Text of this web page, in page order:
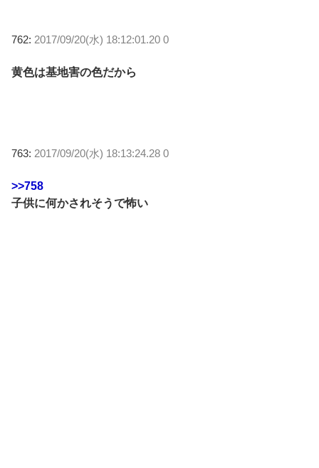
762: 2017/09/20(水) 18:12:01.20 0
黄色は基地害の色だから
763: 2017/09/20(水) 18:13:24.28 0
>>758
子供に何かされそうで怖い